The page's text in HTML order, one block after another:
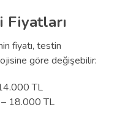
Fiyatları
fiyatı, testin
göre değişebilir:
TL
18.000 TL